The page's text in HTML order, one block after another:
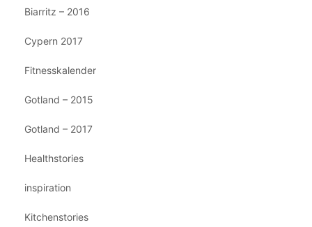
Biarritz – 2016
Cypern 2017
Fitnesskalender
Gotland – 2015
Gotland – 2017
Healthstories
inspiration
Kitchenstories